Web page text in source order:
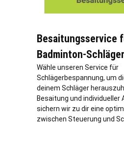
Besaitungsservice
Badminton-Schläger
Wähle unseren Service für
Schlägerbespannung, um
deinem Schläger
Besaitung und individueller
sichern wir zu dir eine
zwischen Steuerung und